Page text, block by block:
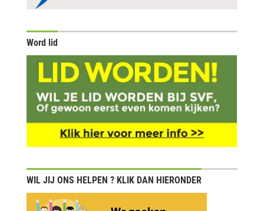
Word lid
WIL JIJ ONS HELPEN ? KLIK DAN HIERONDER